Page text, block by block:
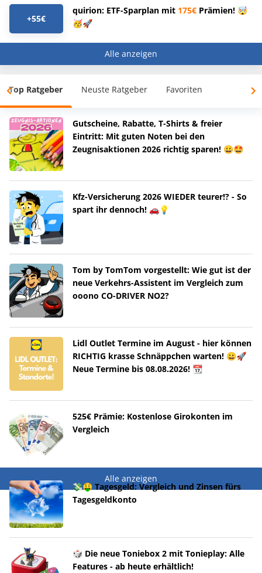
+55€
quirion: ETF-Sparplan mit 175€ Prämien! 🤯
🥳🚀
Alle anzeigen
Top Ratgeber Neuste Ratgeber Favoriten
Gutscheine, Rabatte, T-Shirts & freier
Eintritt: Mit guten Noten bei den
Zeugnisaktionen 2026 richtig sparen! 😀🤩
Kfz-Versicherung 2026 WIEDER teurer!? - So
spart ihr dennoch! 🚗💡
Tom by TomTom vorgestellt: Wie gut ist der
neue Verkehrs-Assistent im Vergleich zum
ooono CO-DRIVER NO2?
Lidl Outlet Termine im August - hier können
RICHTIG krasse Schnäppchen warten! 😀🚀
Neue Termine bis 08.08.2026! 📆
525€ Prämie: Kostenlose Girokonten im
Vergleich
Alle anzeigen
💸🤑 Tagesgeld: Vergleich und Zinsen fürs
Tagesgeldkonto
🎲 Die neue Toniebox 2 mit Tonieplay: Alle
Features - ab heute erhältlich!